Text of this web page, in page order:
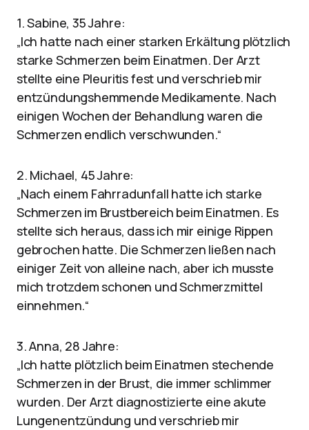
1. Sabine, 35 Jahre:
„Ich hatte nach einer starken Erkältung plötzlich
starke Schmerzen beim Einatmen. Der Arzt
stellte eine Pleuritis fest und verschrieb mir
entzündungshemmende Medikamente. Nach
einigen Wochen der Behandlung waren die
Schmerzen endlich verschwunden.“
2. Michael, 45 Jahre:
„Nach einem Fahrradunfall hatte ich starke
Schmerzen im Brustbereich beim Einatmen. Es
stellte sich heraus, dass ich mir einige Rippen
gebrochen hatte. Die Schmerzen ließen nach
einiger Zeit von alleine nach, aber ich musste
mich trotzdem schonen und Schmerzmittel
einnehmen.“
3. Anna, 28 Jahre:
„Ich hatte plötzlich beim Einatmen stechende
Schmerzen in der Brust, die immer schlimmer
wurden. Der Arzt diagnostizierte eine akute
Lungenentzündung und verschrieb mir